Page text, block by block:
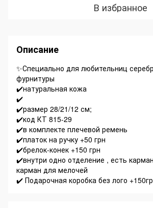
В избранное
Описание
✨Специально для любительниц
фурнитуры
✔️натуральная кожа
✔️
✔️размер 28/21/12 см;
✔️код КТ 815-29
✔️в комплекте плечевой ремень
✔️платок на ручку +50 грн
✔️брелок-конек +150 грн
✔️внутри одно отделение , есть
карман для мелочей
✔️ Подарочная коробка без лого